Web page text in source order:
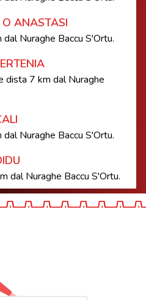
ANASTASI
Nuraghe Baccu S'Ortu.
dista 7 km dal Nuraghe
Nuraghe Baccu S'Ortu.
dal Nuraghe Baccu S'Ortu.